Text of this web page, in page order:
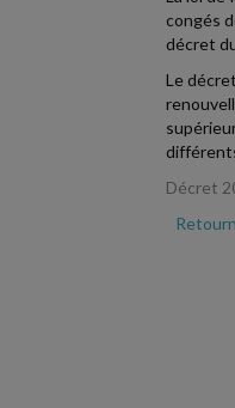
congés
décret
Le
Décret